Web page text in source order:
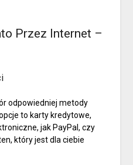
Przez Internet –
odpowiedniej metody
to karty kredytowe,
jak PayPal, czy
który jest dla ciebie